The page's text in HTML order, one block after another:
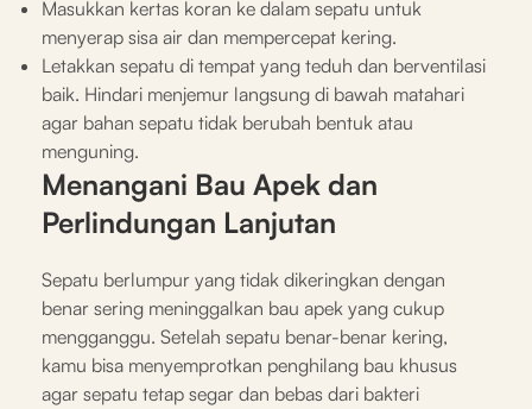
Masukkan kertas koran ke dalam sepatu untuk
menyerap sisa air dan mempercepat kering.
Letakkan sepatu di tempat yang teduh dan berventilasi
baik. Hindari menjemur langsung di bawah matahari
agar bahan sepatu tidak berubah bentuk atau
menguning.
Menangani Bau Apek dan
Perlindungan Lanjutan
Sepatu berlumpur yang tidak dikeringkan dengan
benar sering meninggalkan bau apek yang cukup
mengganggu. Setelah sepatu benar-benar kering,
kamu bisa menyemprotkan penghilang bau khusus
agar sepatu tetap segar dan bebas dari bakteri